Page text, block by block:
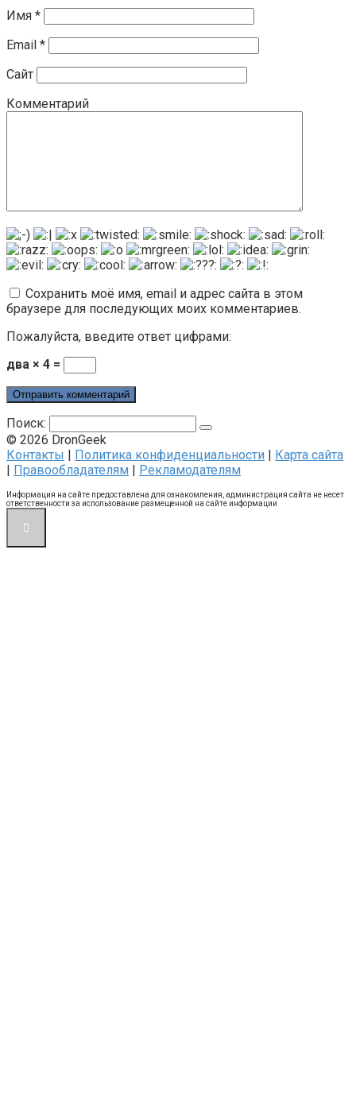
Имя *
Email *
Сайт
Комментарий
Сохранить моё имя, email и адрес сайта в этом
браузере для последующих моих комментариев.
Пожалуйста, введите ответ цифрами:
два × 4 =
Поиск:
© 2026 DronGeek
Контакты | Политика конфиденциальности | Карта сайта
| Правообладателям | Рекламодателям
Информация на сайте предоставлена для ознакомления, администрация сайта не несет
ответственности за использование размещенной на сайте информации